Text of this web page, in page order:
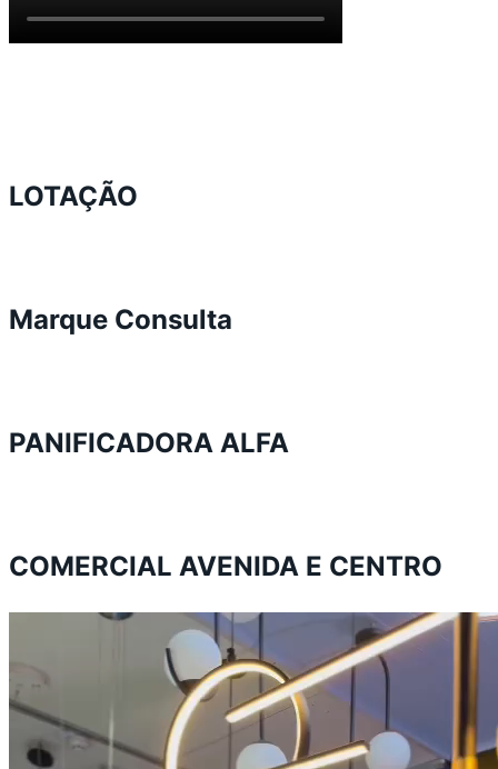
LOTAÇÃO
Marque Consulta
PANIFICADORA ALFA
COMERCIAL AVENIDA E CENTRO